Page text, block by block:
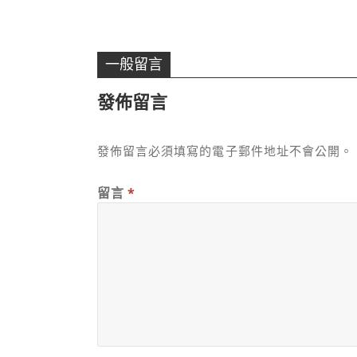
一般留言
發佈留言
發佈留言必須填寫的電子郵件地址不會公開。
留言 *